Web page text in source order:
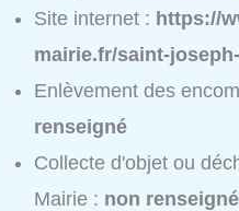
Site internet : https://
mairie.fr/saint-
Enlèvement des
renseigné
Collecte d'objet ou
Mairie : non renseigné